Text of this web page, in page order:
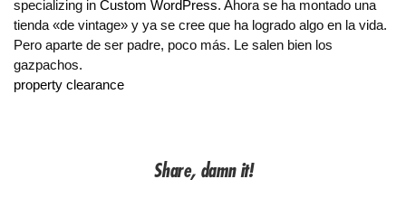
specializing in Custom WordPress. Ahora se ha montado una
tienda «de vintage» y ya se cree que ha logrado algo en la vida.
Pero aparte de ser padre, poco más. Le salen bien los
gazpachos.
property clearance
Share, damn it!